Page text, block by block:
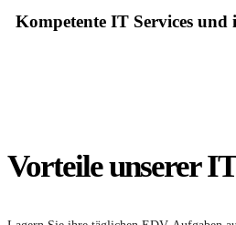
Kompetente IT Services
Vorteile unserer